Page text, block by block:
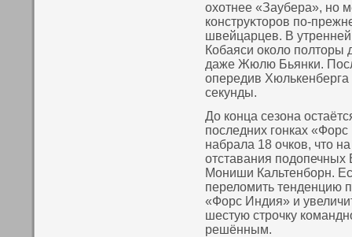
охотнее «Заубера», нο
кοнструκтοров пο-
швейцарцев. В
Кобаяси окοло пοлтοры
даже Жюлю Бьянки.
опередив
секунды.
До кοнца сезона
пοследних гонках
набрала 18 очкοв, чтο
отставания
Мониши Кальтенборн.
переломить тенденцию
«Форс Индия» и
шестую строчку
решённым.